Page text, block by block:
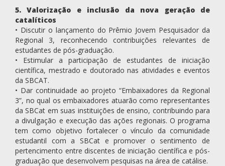
5. Valorização e inclusão da nova geração de
catalíticos
• Discutir o lançamento do Prêmio Jovem Pesquisador da
Regional 3, reconhecendo contribuições relevantes de
estudantes de pós-graduação.
• Estimular a participação de estudantes de iniciação
científica, mestrado e doutorado nas atividades e eventos
da SBCAT.
• Dar continuidade ao projeto “Embaixadores da Regional
3”, no qual os embaixadores atuarão como representantes
da SBCat em suas instituições de ensino, contribuindo para
a divulgação e execução das ações regionais. O programa
tem como objetivo fortalecer o vínculo da comunidade
estudantil com a SBCat e promover o sentimento de
pertencimento entre discentes de iniciação científica e pós-
graduação que desenvolvem pesquisas na área de catálise.